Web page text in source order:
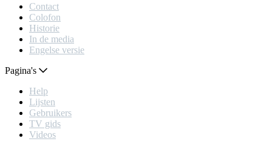
Contact
Colofon
Historie
In de media
Engelse versie
Pagina's
Help
Lijsten
Gebruikers
TV gids
Videos